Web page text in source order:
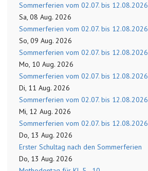
Sommerferien vom 02.07. bis 12.08.2026
Sa, 08 Aug. 2026
Sommerferien vom 02.07. bis 12.08.2026
So, 09 Aug. 2026
Sommerferien vom 02.07. bis 12.08.2026
Mo, 10 Aug. 2026
Sommerferien vom 02.07. bis 12.08.2026
Di, 11 Aug. 2026
Sommerferien vom 02.07. bis 12.08.2026
Mi, 12 Aug. 2026
Sommerferien vom 02.07. bis 12.08.2026
Do, 13 Aug. 2026
Erster Schultag nach den Sommerferien
Do, 13 Aug. 2026